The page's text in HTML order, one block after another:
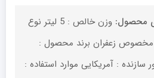
محصول:
وزن خالص : 5 لیتر نوع
مخصوص زعفران برند محصول :
: آمریکایی موارد استفاده :